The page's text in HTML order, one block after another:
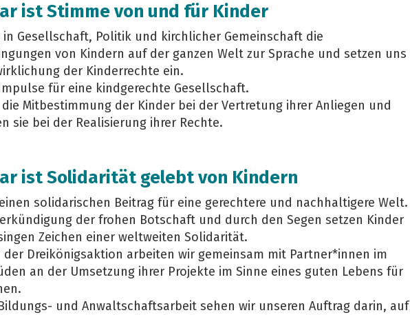
ist Stimmevon und für Kinder
in Gesellschaft, Politik und kirchlicher Gemeinschaft die
von Kindern auf der ganzen Welt zur Sprache und setzen uns
der Kinderrechte ein.
für eine kindgerechte Gesellschaft.
Mitbestimmung der Kinder bei der Vertretung ihrer Anliegen und
sie bei der Realisierung ihrer Rechte.
ist Solidarität gelebt von Kindern
solidarischen Beitrag für eine gerechtere und nachhaltigere Welt.
der frohen Botschaft und durch den Segen setzen Kinder
Zeichen einer weltweiten Solidarität.
der Dreikönigsaktion arbeiten wir gemeinsam mit Partner*innen im
an der Umsetzung ihrer Projekte im Sinne eines guten Lebens für
und Anwaltschaftsarbeit sehen wir unseren Auftrag darin, auf